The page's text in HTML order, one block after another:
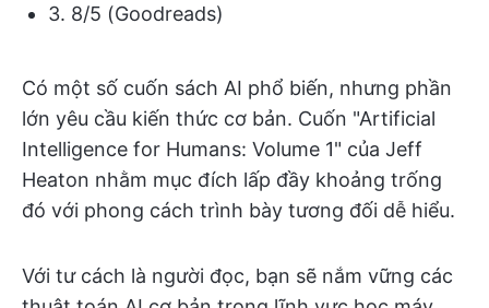
3. 8/5 (Goodreads)
Có một số cuốn sách AI phổ biến, nhưng phần
lớn yêu cầu kiến thức cơ bản. Cuốn "Artificial
Intelligence for Humans: Volume 1" của Jeff
Heaton nhằm mục đích lấp đầy khoảng trống
đó với phong cách trình bày tương đối dễ hiểu.
Với tư cách là người đọc, bạn sẽ nắm vững các